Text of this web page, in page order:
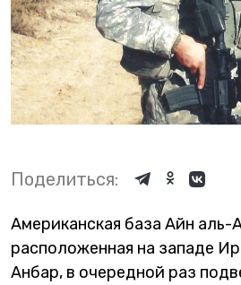
Поделиться:
Американская база Айн аль-
расположенная на западе
Анбар, в очередной раз